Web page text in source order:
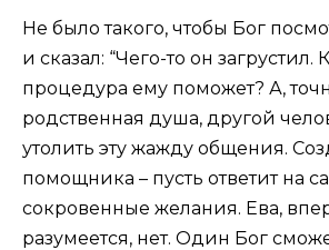
Не было такого, чтобы Бог
и сказал: “Чего-то он загрустил.
процедура ему поможет? А,
родственная душа, другой
утолить эту жажду общения.
помощника – пусть ответит на
сокровенные желания. Ева,
разумеется, нет. Один Бог